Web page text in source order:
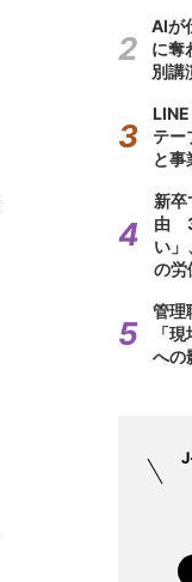
AIが
に奪
別講
テー
と事
新卒
由 3
い
の労
管理
「
への